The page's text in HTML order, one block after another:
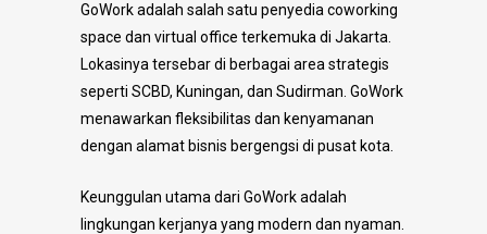
GoWork adalah salah satu penyedia coworking
space dan virtual office terkemuka di Jakarta.
Lokasinya tersebar di berbagai area strategis
seperti SCBD, Kuningan, dan Sudirman. GoWork
menawarkan fleksibilitas dan kenyamanan
dengan alamat bisnis bergengsi di pusat kota.
Keunggulan utama dari GoWork adalah
lingkungan kerjanya yang modern dan nyaman.